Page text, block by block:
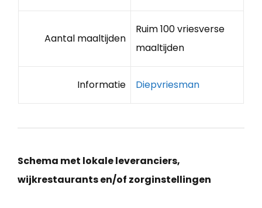
Aantal maaltijden
Ruim 100 vriesverse
maaltijden
Informatie Diepvriesman
Schema met lokale leveranciers,
wijkrestaurants en/of zorginstellingen